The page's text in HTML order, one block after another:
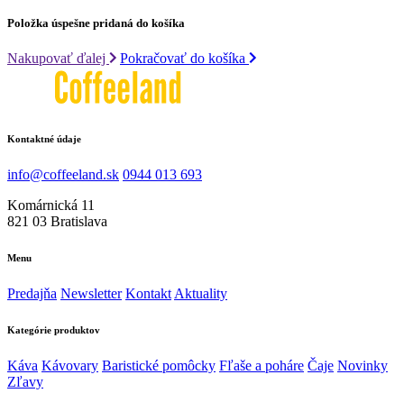
Položka úspešne pridaná do košíka
Nakupovať ďalej Pokračovať do košíka
Kontaktné údaje
info@coffeeland.sk 0944 013 693
Komárnická 11
821 03 Bratislava
Menu
Predajňa Newsletter Kontakt Aktuality
Kategórie produktov
Káva Kávovary Baristické pomôcky Fľaše a poháre Čaje Novinky
Zľavy